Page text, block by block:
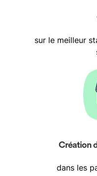
sur le meilleur
Création
dans les